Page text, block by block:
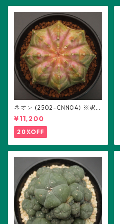
ネオン (2502-CNN04) ※訳あ
り：ギムノカリキウム属 ※実
生
¥11,200
20%OFF